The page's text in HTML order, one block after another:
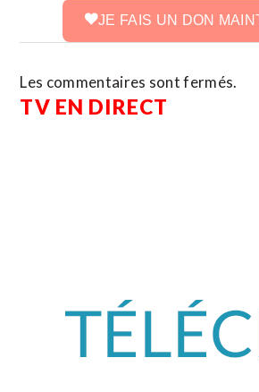
JE FAIS UN DON
Les commentaires sont fermés.
TV EN DIRECT